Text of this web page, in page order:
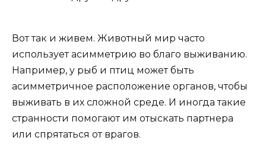
Вот так и живем. Животный мир часто
использует асимметрию во благо выживанию.
Например, у рыб и птиц может быть
асимметричное расположение органов, чтобы
выживать в их сложной среде. И иногда такие
странности помогают им отыскать партнера
или спрятаться от врагов.